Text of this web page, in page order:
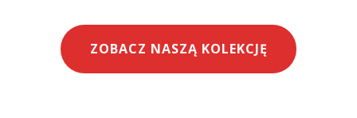
ZOBACZ NASZĄ KOLEKCJĘ